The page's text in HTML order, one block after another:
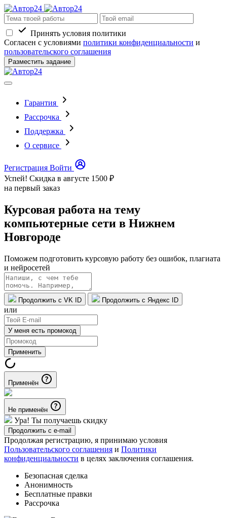
Принять условия политики
Согласен с условиями политики конфиденциальности и
пользовательского соглашения
Разместить задание
Гарантия
Рассрочка
Поддержка
О сервисе
Регистрация Войти
Успей! Скидка в августе 1500 ₽
на первый заказ
Курсовая работа на тему
компьютерные сети в Нижнем
Новгороде
Поможем подготовить курсовую работу без ошибок, плагиата
и нейросетей
Продолжить с VK ID Продолжить с Яндекс ID
или
У меня есть промокод
Применить
Применён
Не применён
Ура! Ты получаешь скидку
Продолжить с e-mail
Продолжая регистрацию, я принимаю условия
Пользовательского соглашения и Политики
конфиденциальности в целях заключения соглашения.
Безопасная сделка
Анонимность
Бесплатные правки
Рассрочка